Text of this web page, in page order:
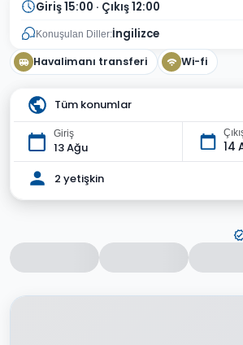
Giriş 15:00 · Çıkış 12:00
Konuşulan Diller:İngilizce
Havalimanı transferi Wi-fi
Tüm konumlar
Giriş
13 Ağu 14
2 yetişkin